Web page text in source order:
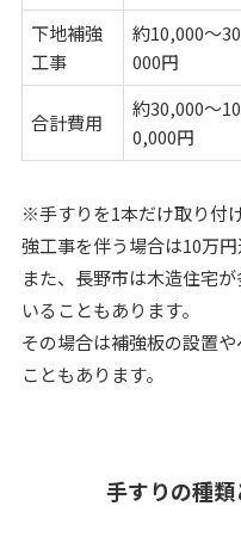
下地補強
工事
約10,000〜
000円
合計費用
約30,000〜10
0,000円
※手すりを1本だけ取り付
強工事を伴う場合は10万円
また、長野市は木造住宅
いることもあります。
その場合は補強板の設置
こともあります。
手すりの種